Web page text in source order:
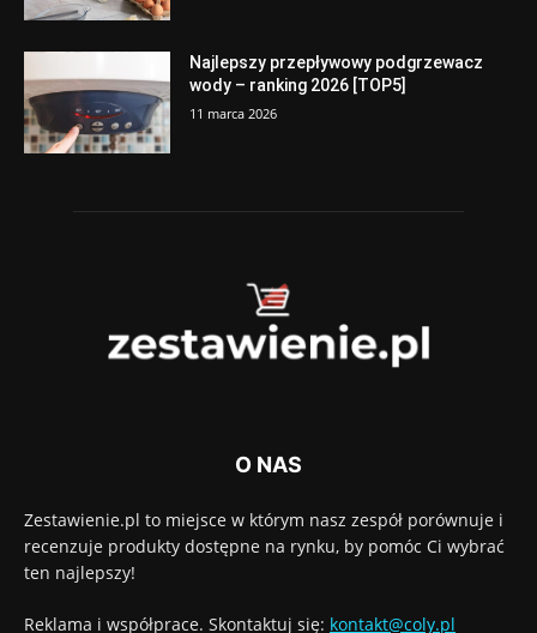
Najlepszy przepływowy podgrzewacz
wody – ranking 2026 [TOP5]
11 marca 2026
O NAS
Zestawienie.pl to miejsce w którym nasz zespół porównuje i
recenzuje produkty dostępne na rynku, by pomóc Ci wybrać
ten najlepszy!
Reklama i współprace. Skontaktuj się: kontakt@coly.pl